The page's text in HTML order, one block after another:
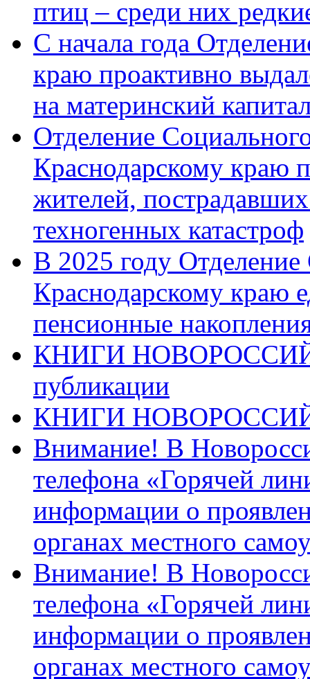
птиц – среди них
С начала года
краю проактивно
на материнский
Отделение
Краснодарскому краю
жителей,
техногенных катастроф
В 2025 году
Краснодарскому краю
пенсионные
КНИГИ
публикации
КНИГИ
Внимание! В
телефона «Горячей
информации о
органах местного
Внимание! В
телефона «Горячей
информации о
органах местного